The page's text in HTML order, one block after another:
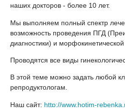
наших докторов - более 10 лет.
Мы выполняем полный спектр
возможность проведения ПГД
диагностики) и
Проводятся все виды
В этой теме можно задать любой
репродуктологам.
Наш сайт: http://www.hotim-